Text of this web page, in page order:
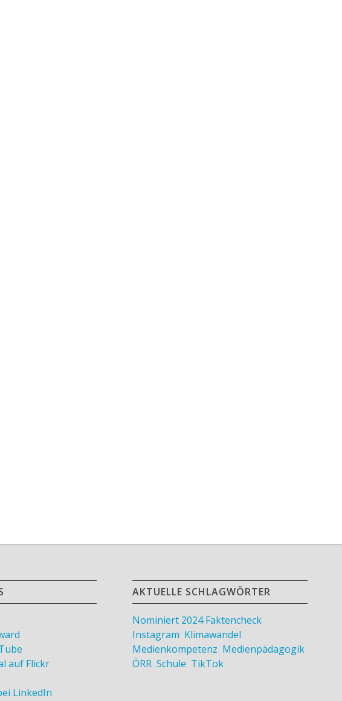
auf Flickr
LinkedIn
AKTUELLE SCHLAGWÖRTER
Nominiert 2024 Faktencheck,
Instagram Klimawandel
Medienkompetenz Medienpädagogik,
ÖRR, Schule TikTok